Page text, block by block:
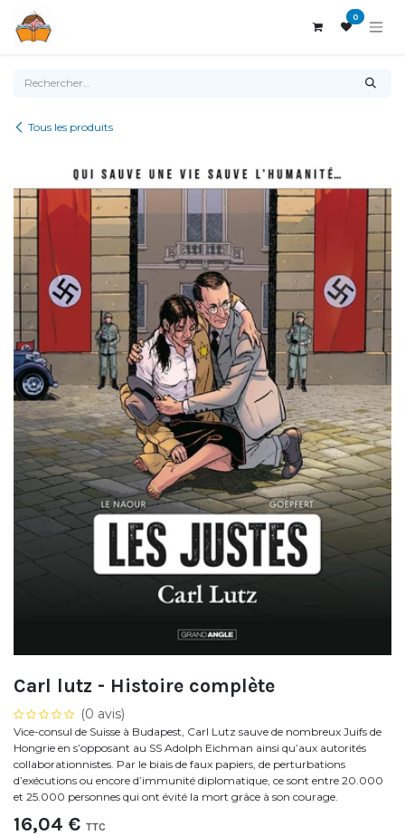
0
Tous les produits
Carl lutz - Histoire complète
(0 avis)
Vice-consul de Suisse à Budapest, Carl Lutz sauve de nombreux Juifs de
Hongrie en s’opposant au SS Adolph Eichman ainsi qu’aux autorités
collaborationnistes. Par le biais de faux papiers, de perturbations
d’exécutions ou encore d’immunité diplomatique, ce sont entre 20.000
et 25.000 personnes qui ont évité la mort grâce à son courage.
16,04 € TTC